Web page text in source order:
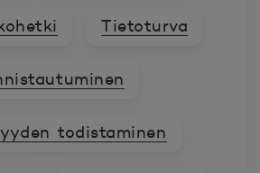
Tietoturva
todistaminen